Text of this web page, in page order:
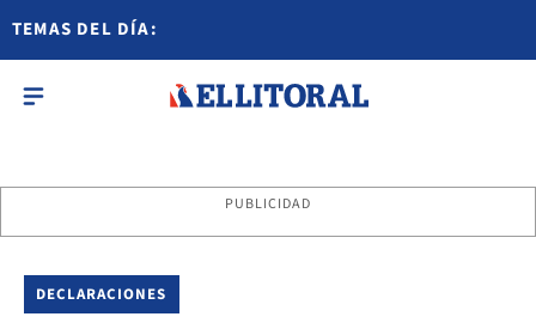
TEMAS DEL DÍA:
PUBLICIDAD
DECLARACIONES